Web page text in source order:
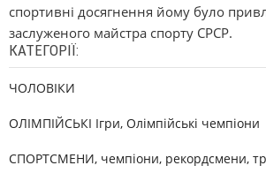
спортивні досягнення йому було
заслуженого майстра спорту СРСР.
КАТЕГОРІЇ:
ЧОЛОВІКИ
ОЛІМПІЙСЬКІ Ігри, Олімпійські чемпіони
СПОРТСМЕНИ, чемпіони, рекордсмени,